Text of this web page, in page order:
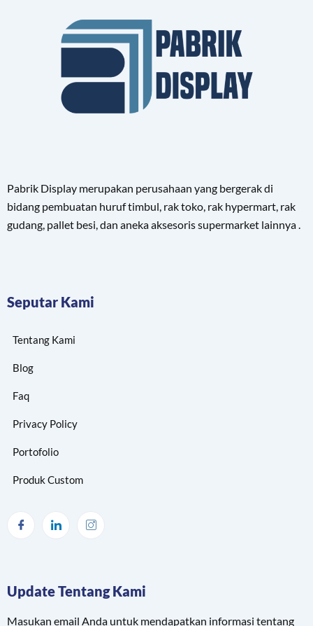
Pabrik Display merupakan perusahaan yang bergerak di
bidang pembuatan huruf timbul, rak toko, rak hypermart, rak
gudang, pallet besi, dan aneka aksesoris supermarket lainnya .
Seputar Kami
Tentang Kami
Blog
Faq
Privacy Policy
Portofolio
Produk Custom
Update Tentang Kami
Masukan email Anda untuk mendapatkan informasi tentang